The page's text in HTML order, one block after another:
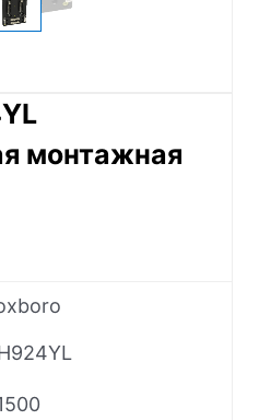
монтажная